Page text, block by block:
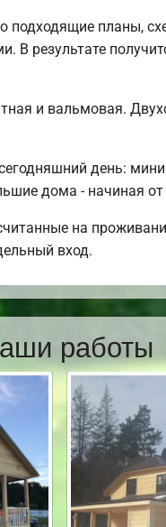
планы,
В результате
и вальмовая.
день:
дома - начиная
на
вход.
работы